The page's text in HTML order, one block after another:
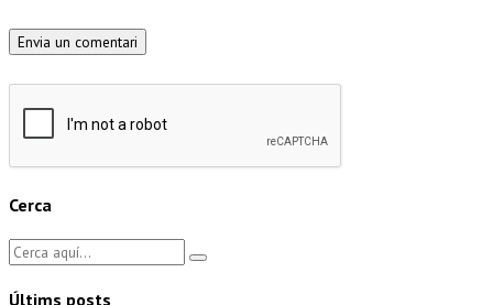
Cerca
Últims posts